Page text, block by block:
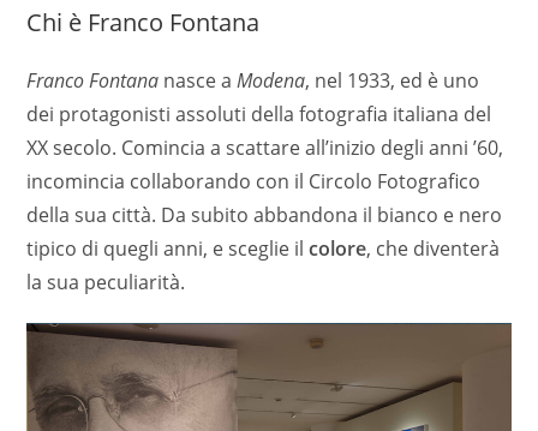
Chi è Franco Fontana
Franco Fontana nasce aModena, nel 1933, ed è uno
dei protagonisti assoluti della fotografia italiana del
XX secolo. Comincia a scattare all’inizio degli anni ’60,
incomincia collaborando con il Circolo Fotografico
della sua città. Da subito abbandona il bianco e nero
tipico di quegli anni, e sceglie ilcolore, che diventerà
la sua peculiarità.